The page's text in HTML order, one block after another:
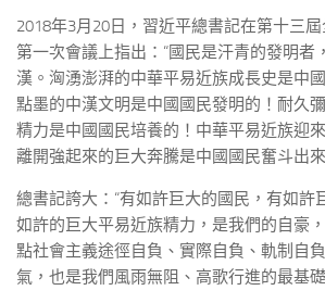
2018年3月20日，習近平總書記在第十三
第一次會議上指出：“國民是汗青的發明者
漢。洶湧澎湃的中華平易近族成長史是中
點墨的中漢文明是中國國民發明的！耐久
精力是中國國民培養的！中華平易近族迎
離開強起來的巨大奔騰是中國國民奮斗出
總書記誇大：“有如許巨大的國民，有如許
如許的巨大平易近族精力，是我們的自豪
點社會主義途徑自負、實際自負、軌制自
氣，也是我們風雨無阻、高歌行進的最基